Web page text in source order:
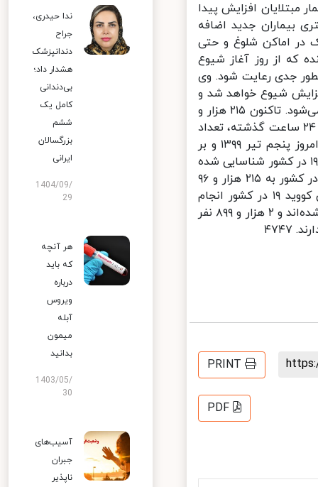
افزایش پیدا
بیماران جدید اضافه
در اماکن شلوغ و حتی
از روز آغاز شیوع
جدی رعایت شود. وی
شیوع خواهد شد و
شمار بیشتری از مردم را درگیر خواهد کرد که بی‌شک به ضرر همگان منجر می‌شود. تاکنون ۲۱۵ هزار و
۹۶ نفر در کشور بطور قطعی به ویروس کرونا مبتلا شده و با فوت ۱۳۴ نفر در ۲۴ ساعت گذشته، تعداد
جان باختگان کرونا در کشور به ۱۰ هزار و ۱۳۰ نفر رسیده است. از دیروز تا امروز پنجم تیر ۱۳۹۹ و بر
معیارهای قطعی تشخیصی، ۲ هزار و ۵۹۵ بیمار جدید مبتلا به کووید ۱۹ در کشور شناسایی شده
که یکهزار و ۳۰۵ نفر بستری شدند. با این حساب، مجموع بیماران کووید ۱۹ در کشور به ۲۱۵ هزار و ۹۶
نفر رسیده است. تاکنون یک میلیون و ۵۳۰ هزار و ۴۳۷ آزمایش تشخیص کووید ۱۹ در کشور انجام
شده، ۱۷۵ هزار و ۱۰۳ نفر از بیماران، بهبود یافته یا از بیمارستان‌ها ترخیص شده‌اند و ۲ هزار و ۸۹۹ نفر
PRINT
PDF
ندا حیدری،
جراح
دندانپزشک
هشدار داد؛
بی‌دندانی
کامل یک
ششم
بزرگسالان
ایرانی
1404/09/
29
هر آنچه
که باید
درباره
ویروس
آبله
میمون
بدانید
1403/05/
30
آسیب‌های
جبران
ناپذیر